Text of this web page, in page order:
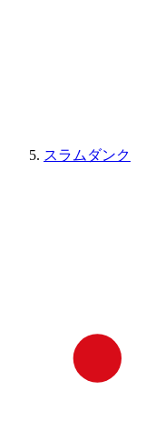
スラムダンク